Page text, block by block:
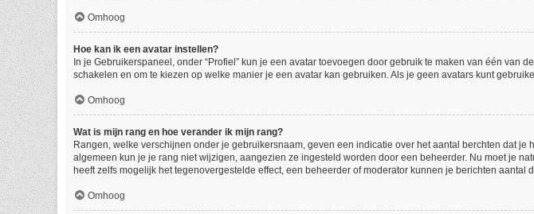
Omhoog
Hoe kan ik een avatar instellen?
In je Gebruikerspaneel, onder “Profiel” kun je een avatar toevoegen door gebruik te maken van één van
schakelen en om te kiezen op welke manier je een avatar kan gebruiken. Als je geen avatars kunt
Omhoog
Wat is mijn rang en hoe verander ik mijn rang?
Rangen, welke verschijnen onder je gebruikersnaam, geven een indicatie over het aantal berchten dat
algemeen kun je je rang niet wijzigen, aangezien ze ingesteld worden door een beheerder. Nu moet je
heeft zelfs mogelijk het tegenovergestelde effect, een beheerder of moderator kunnen je berichten aantal
Omhoog